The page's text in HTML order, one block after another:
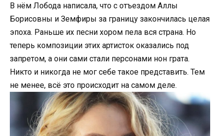
В нём Лобода написала, что с отъездом Аллы
Борисовны и Земфиры за границу закончилась целая
эпоха. Раньше их песни хором пела вся страна. Но
теперь композиции этих артисток оказались под
запретом, а они сами стали персонами нон грата.
Никто и никогда не мог себе такое представить. Тем
не менее, всё это происходит на самом деле.